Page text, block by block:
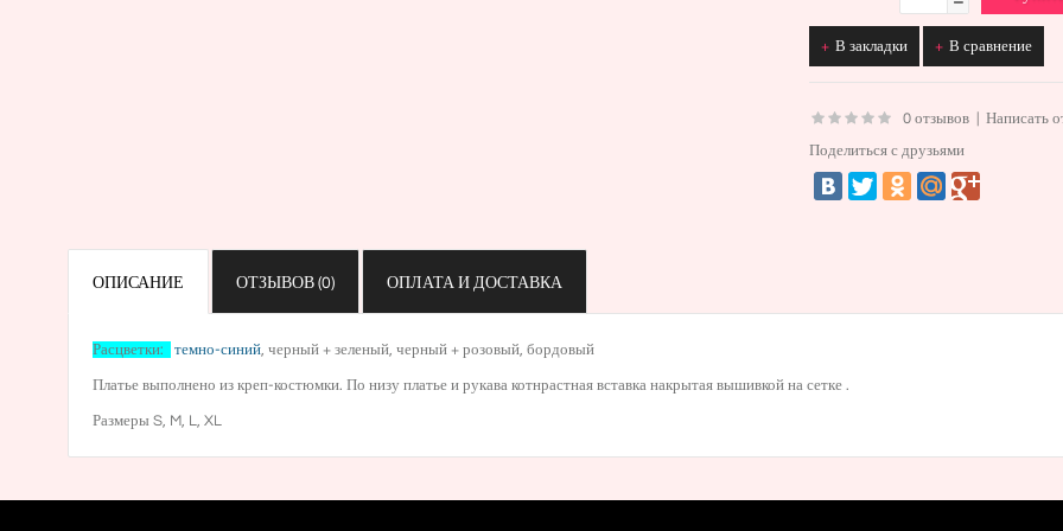
В закладки В сравнение
0 отзывов
Написать
Поделиться с друзьями
ОПИСАНИЕ ОТЗЫВОВ (0) ОПЛАТА И ДОСТАВКА
Расцветки: темно-синий, черный + зеленый, черный + розовый, бордовый
Платье выполнено из креп-костюмки. По низу платье и рукава котнрастная вставка накрытая вышивкой на сетке .
Размеры S, M, L, XL